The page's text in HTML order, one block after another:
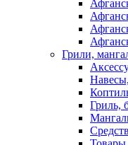
Грили,
Гриль,